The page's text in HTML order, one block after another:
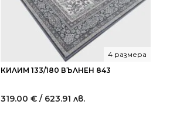
КИЛИМ 133/180 ВЪЛНЕН 843
4 размера
319.00 € / 623.91 лв.